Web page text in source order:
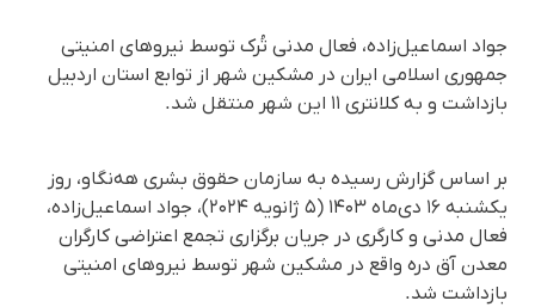
جواد اسماعیل‌زاده، فعال مدنی تُرک توسط نیروهای امنیتی
جمهوری اسلامی ایران در مشکین شهر از توابع استان اردبیل
بازداشت و به کلانتری ۱۱ این شهر منتقل شد.
بر اساس گزارش رسیده به سازمان حقوق بشری هه‌نگاو، روز
یکشنبه ۱۶ دی‌ماه ۱۴۰۳ (۵ ژانویه ۲۰۲۴)، جواد اسماعیل‌زاده،
فعال مدنی و کارگری در جریان برگزاری تجمع اعتراضی کارگران
معدن آق دره واقع در مشکین شهر توسط نیروهای امنیتی
بازداشت شد.